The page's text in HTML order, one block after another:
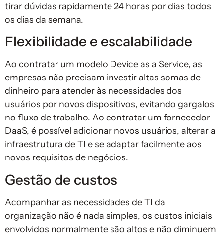
tirar dúvidas rapidamente 24 horas por dias todos
os dias da semana.
Flexibilidade e escalabilidade
Ao contratar um modelo Device as a Service, as
empresas não precisam investir altas somas de
dinheiro para atender às necessidades dos
usuários por novos dispositivos, evitando gargalos
no fluxo de trabalho. Ao contratar um fornecedor
DaaS, é possível adicionar novos usuários, alterar a
infraestrutura de TI e se adaptar facilmente aos
novos requisitos de negócios.
Gestão de custos
Acompanhar as necessidades de TI da
organização não é nada simples, os custos iniciais
envolvidos normalmente são altos e não diminuem